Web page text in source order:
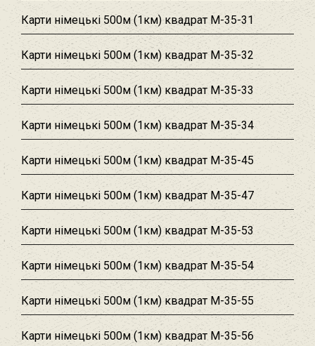
Карти німецькі 500м (1км) квадрат M-35-31
Карти німецькі 500м (1км) квадрат M-35-32
Карти німецькі 500м (1км) квадрат M-35-33
Карти німецькі 500м (1км) квадрат M-35-34
Карти німецькі 500м (1км) квадрат M-35-45
Карти німецькі 500м (1км) квадрат M-35-47
Карти німецькі 500м (1км) квадрат M-35-53
Карти німецькі 500м (1км) квадрат M-35-54
Карти німецькі 500м (1км) квадрат M-35-55
Карти німецькі 500м (1км) квадрат M-35-56